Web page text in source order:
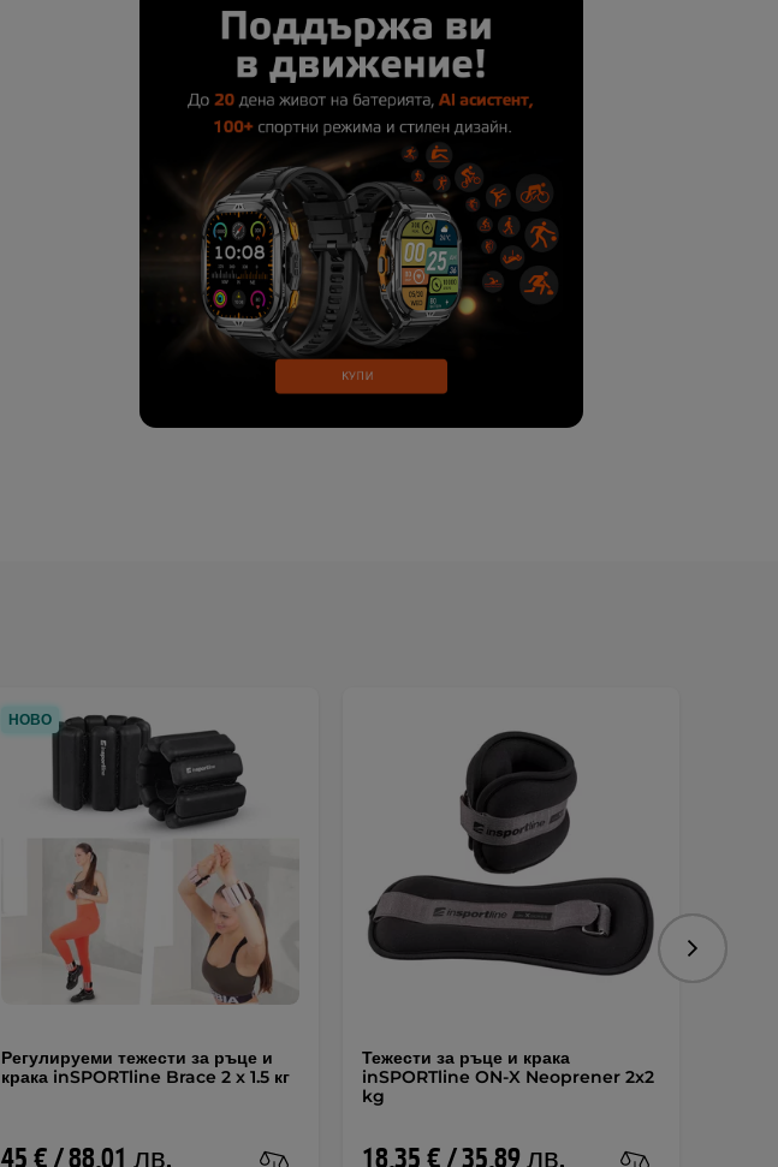
Регулируеми тежести за ръце и
крака inSPORTline Brace 2 x 1.5 кг
45 € / 88,01 лв.
НОВО
Тежести за ръце и крака
inSPORTline ON-X Neoprener 2x2
kg
18,35 € / 35,89 лв.
Следваща